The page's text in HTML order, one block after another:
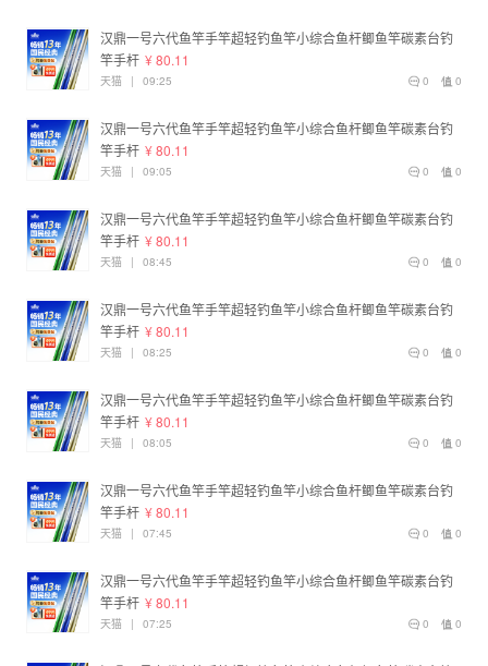
汉鼎一号六代鱼竿手竿超轻钓鱼竿小综合鱼杆鲫鱼竿碳素台钓
竿手杆 ¥ 80.11
0
0
天猫 | 09:25
汉鼎一号六代鱼竿手竿超轻钓鱼竿小综合鱼杆鲫鱼竿碳素台钓
竿手杆 ¥ 80.11
0
0
天猫 | 09:05
汉鼎一号六代鱼竿手竿超轻钓鱼竿小综合鱼杆鲫鱼竿碳素台钓
竿手杆 ¥ 80.11
0
0
天猫 | 08:45
汉鼎一号六代鱼竿手竿超轻钓鱼竿小综合鱼杆鲫鱼竿碳素台钓
竿手杆 ¥ 80.11
0
0
天猫 | 08:25
汉鼎一号六代鱼竿手竿超轻钓鱼竿小综合鱼杆鲫鱼竿碳素台钓
竿手杆 ¥ 80.11
0
0
天猫 | 08:05
汉鼎一号六代鱼竿手竿超轻钓鱼竿小综合鱼杆鲫鱼竿碳素台钓
竿手杆 ¥ 80.11
0
0
天猫 | 07:45
汉鼎一号六代鱼竿手竿超轻钓鱼竿小综合鱼杆鲫鱼竿碳素台钓
竿手杆 ¥ 80.11
0
0
天猫 | 07:25